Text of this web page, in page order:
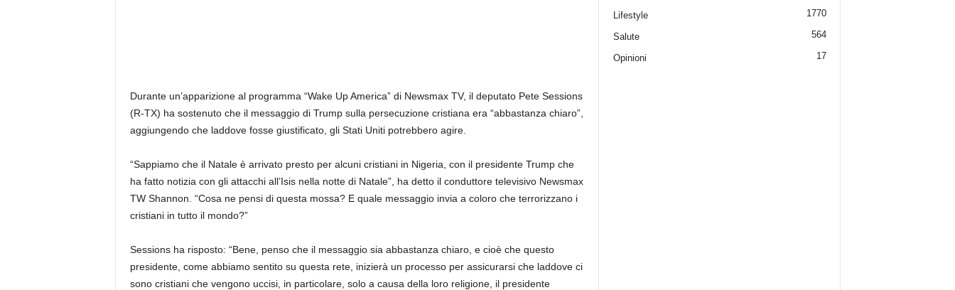
Durante un’apparizione al programma “Wake Up America” ​​di Newsmax TV, il deputato Pete Sessions
(R-TX) ha sostenuto che il messaggio di Trump sulla persecuzione cristiana era “abbastanza chiaro”,
aggiungendo che laddove fosse giustificato, gli Stati Uniti potrebbero agire.
“Sappiamo che il Natale è arrivato presto per alcuni cristiani in Nigeria, con il presidente Trump che
ha fatto notizia con gli attacchi all’Isis nella notte di Natale”, ha detto il conduttore televisivo Newsmax
TW Shannon. “Cosa ne pensi di questa mossa? E quale messaggio invia a coloro che terrorizzano i
cristiani in tutto il mondo?”
Sessions ha risposto: “Bene, penso che il messaggio sia abbastanza chiaro, e cioè che questo
presidente, come abbiamo sentito su questa rete, inizierà un processo per assicurarsi che laddove ci
sono cristiani che vengono uccisi, in particolare, solo a causa della loro religione, il presidente
Lifestyle 1770
Salute 564
Opinioni 17